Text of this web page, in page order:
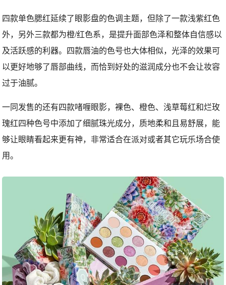
四款单色腮红延续了眼影盘的色调主题，但除了一款浅紫红色
外，另外三款都为橙/红色系，是提升面部色泽和整体自信感以
及活跃感的利器。四款唇油的色号也大体相似，光泽的效果可
以更好地够了唇部曲线，而恰到好处的滋润成分也不会让妆容
过于油腻。
一同发售的还有四款啫喱眼影，裸色、橙色、浅草莓红和烂玫
瑰红四种色号中添加了细腻珠光成分，质地柔和且易舒展，能
够让眼睛看起来更有神，非常适合在派对或者其它玩乐场合使
用。